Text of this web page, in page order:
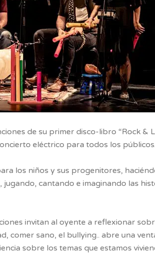
de su primer disco-libro “Rock &
eléctrico para todos los públicos.
los niños y sus progenitores,
cantando e imaginando las
invitan al oyente a reflexionar
comer sano, el bullying.. abre una
sobre los temas que estamos